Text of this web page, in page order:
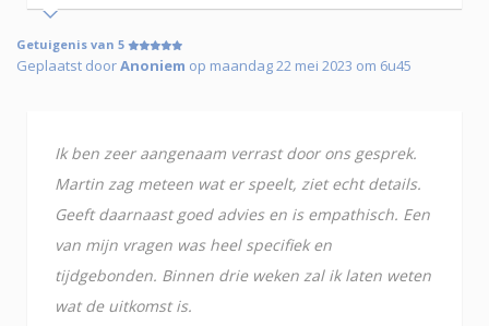
Getuigenis van 5
Geplaatst doorAnoniem op maandag 22 mei 2023 om 6u45
Ik ben zeer aangenaam verrast door ons gesprek.
Martin zag meteen wat er speelt, ziet echt details.
Geeft daarnaast goed advies en is empathisch. Een
van mijn vragen was heel specifiek en
tijdgebonden. Binnen drie weken zal ik laten weten
wat de uitkomst is.